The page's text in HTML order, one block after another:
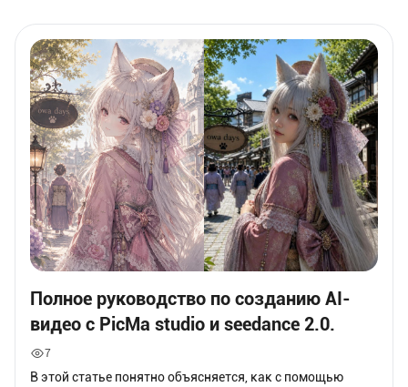
Полное руководство по созданию AI-
видео с PicMa studio и seedance 2.0.
7
В этой статье понятно объясняется, как с помощью